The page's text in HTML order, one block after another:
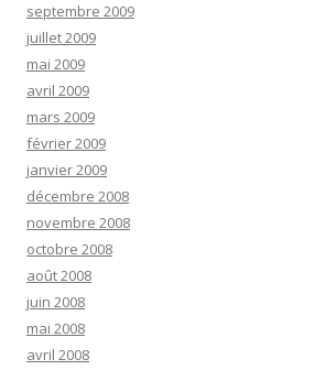
septembre 2009
juillet 2009
mai 2009
avril 2009
mars 2009
février 2009
janvier 2009
décembre 2008
novembre 2008
octobre 2008
août 2008
juin 2008
mai 2008
avril 2008